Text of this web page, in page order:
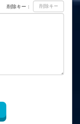
削除キー：